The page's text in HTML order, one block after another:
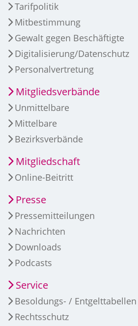
Tarifpolitik
Mitbestimmung
Gewalt gegen Beschäftigte
Digitalisierung/Datenschutz
Personalvertretung
Mitgliedsverbände
Unmittelbare
Mittelbare
Bezirksverbände
Mitgliedschaft
Online-Beitritt
Presse
Pressemitteilungen
Nachrichten
Downloads
Podcasts
Service
Besoldungs- / Entgelttabellen
Rechtsschutz